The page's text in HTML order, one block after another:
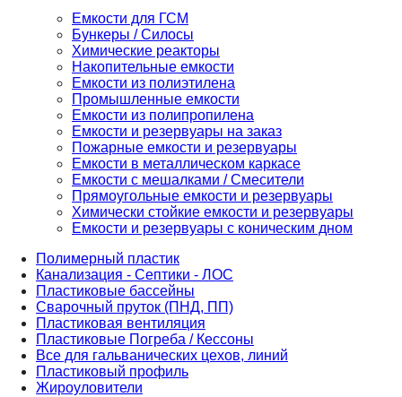
Емкости для ГСМ
Бункеры / Силосы
Химические реакторы
Накопительные емкости
Емкости из полиэтилена
Промышленные емкости
Емкости из полипропилена
Емкости и резервуары на заказ
Пожарные емкости и резервуары
Емкости в металлическом каркасе
Емкости с мешалками / Смесители
Прямоугольные емкости и резервуары
Химически стойкие емкости и резервуары
Емкости и резервуары с коническим дном
Полимерный пластик
Канализация - Септики - ЛОС
Пластиковые бассейны
Сварочный пруток (ПНД, ПП)
Пластиковая вентиляция
Пластиковые Погреба / Кессоны
Все для гальванических цехов, линий
Пластиковый профиль
Жироуловители